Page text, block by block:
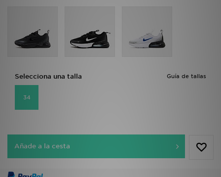
Guía de tallas
Selecciona una talla
34
Añade a la cesta